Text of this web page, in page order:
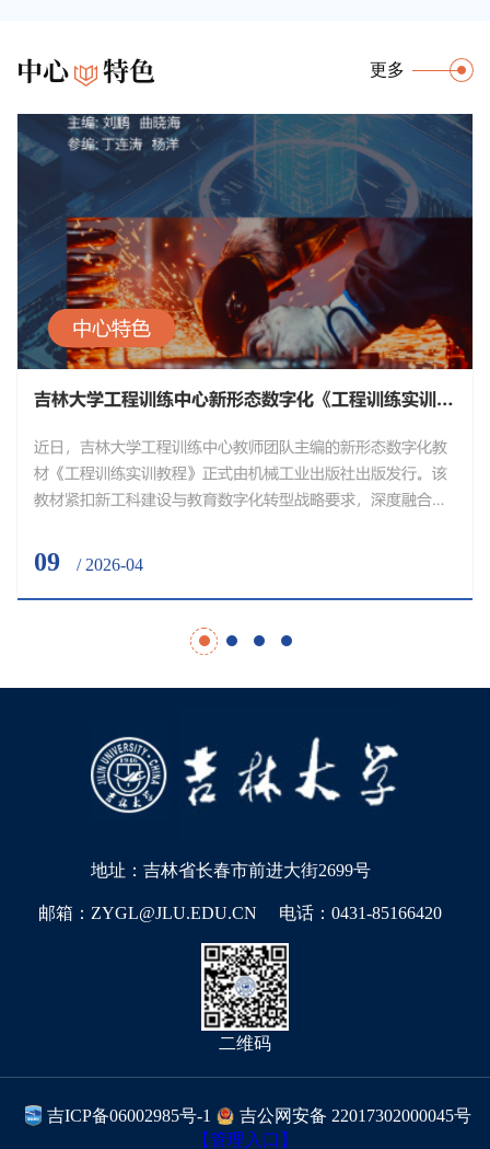
中心 特色 更多
中心特色
吉林大学工程训练中心新形态数字化《工程训练实训教程》正式发布
近日，吉林大学工程训练中心教师团队主编的新形态数字化教
材《工程训练实训教程》正式由机械工业出版社出版发行。该
教材紧扣新工科建设与教育数字化转型战略要求，深度融合数
量发展、新时代卓越工程师人才培养注入强劲动能，彰显了中
心在工程实践教学改革领域的深耕与创新。作为聚焦工程实训
教学的数字化创新成果，该教材依托吉林大学工程训练中心多
09 / 2026-04
地址：吉林省长春市前进大街2699号
邮箱：ZYGL@JLU.EDU.CN 电话：0431-85166420
二维码
吉ICP备06002985号-1
吉公网安备 22017302000045号
【管理入口】